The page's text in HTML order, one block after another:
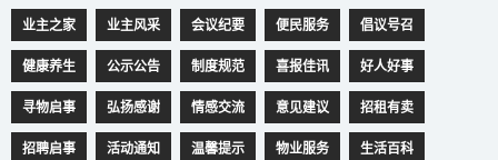
业主之家 业主风采 会议纪要 便民服务 倡议号召
健康养生 公示公告 制度规范 喜报佳讯 好人好事
寻物启事 弘扬感谢 情感交流 意见建议 招租有卖
招聘启事 活动通知 温馨提示 物业服务 生活百科